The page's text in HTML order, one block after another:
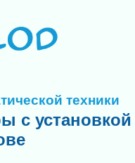
техники
с установкой